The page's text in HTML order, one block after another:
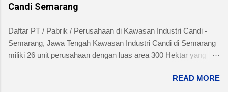
Candi Semarang
Daftar PT / Pabrik / Perusahaan di Kawasan Industri Candi -
Semarang, Jawa Tengah Kawasan Industri Candi di Semarang
miliki 26 unit perusahaan dengan luas area 300 Hektar yang
Kecamatan Ngaliyan dan memiliki fasilitas tanah yang siap
READ MORE